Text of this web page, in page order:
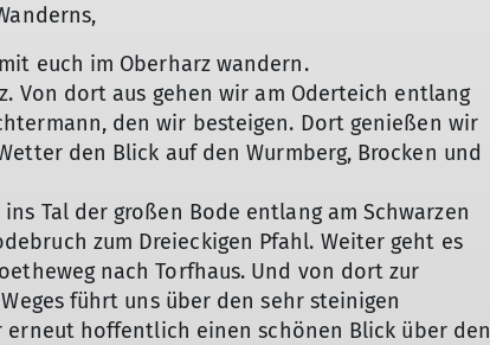
euch im Oberharz wandern.
Von dort aus gehen wir am Oderteich entlang
den wir besteigen. Dort genießen wir
den Blick auf den Wurmberg, Brocken und
Tal der großen Bode entlang am Schwarzen
zum Dreieckigen Pfahl. Weiter geht es
nach Torfhaus. Und von dort zur
führt uns über den sehr steinigen
erneut hoffentlich einen schönen Blick über den